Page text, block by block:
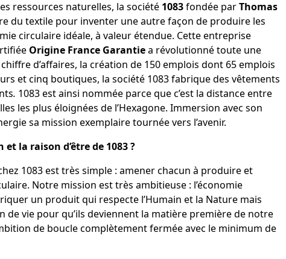
ressources naturelles, la société 1083fondée parThomas
du textile pour inventer une autre façon de produire les
circulaire idéale, à valeur étendue. Cette entreprise
Origine France Garantiea révolutionné toute une
d’affaires, la création de 150 emplois dont 65 emplois
et cinq boutiques, la société 1083 fabrique des vêtements
. 1083 est ainsi nommée parce que c’est la distance entre
les plus éloignées de l’Hexagone. Immersion avec son
sa mission exemplaire tournée vers l’avenir.
la raison d’être de 1083 ?
1083 est très simple : amener chacun à produire et
Notre mission est très ambitieuse : l’économie
un produit qui respecte l’Humain et la Nature mais
de vie pour qu’ils deviennent la matière première de notre
de boucle complètement fermée avec le minimum de